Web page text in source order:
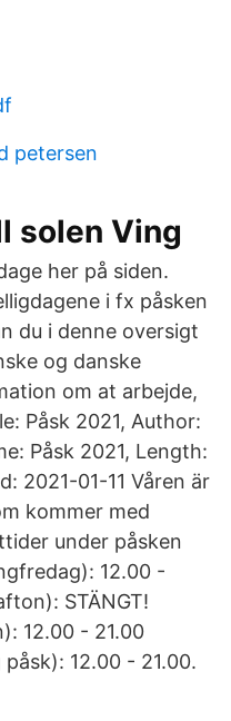
petersen
solen Ving
her på siden.
i fx påsken
du i denne oversigt
og danske
om at arbejde,
Påsk 2021, Author:
Påsk 2021, Length:
2021-01-11 Våren är
kommer med
under påsken
12.00 -
STÄNGT!
12.00 - 21.00
12.00 - 21.00.